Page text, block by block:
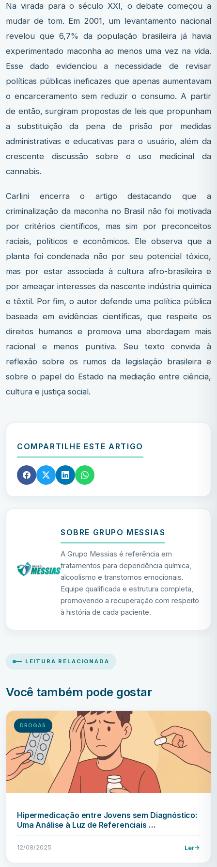
Na virada para o século XXI, o debate começou a
mudar de tom. Em 2001, um levantamento nacional
revelou que 6,7% da população brasileira já havia
experimentado maconha ao menos uma vez na vida.
Esse dado evidenciou a necessidade de revisar
políticas públicas ineficazes que apenas aumentavam
o encarceramento sem reduzir o consumo. A partir
de então, surgiram propostas de leis que propunham
a substituição da pena de prisão por medidas
administrativas e educativas para o usuário, além da
crescente discussão sobre o uso medicinal da
cannabis.
Carlini encerra o artigo destacando que a
criminalização da maconha no Brasil não foi motivada
por critérios científicos, mas sim por preconceitos
raciais, políticos e econômicos. Ele observa que a
planta foi condenada não por seu potencial tóxico,
mas por estar associada à cultura afro-brasileira e
por ameaçar interesses da nascente indústria química
e têxtil. Por fim, o autor defende uma política pública
baseada em evidências científicas, que respeite os
direitos humanos e promova uma abordagem mais
racional e menos punitiva. Seu texto convida à
reflexão sobre os rumos da legislação brasileira e
sobre o papel do Estado na mediação entre ciência,
cultura e justiça social.
COMPARTILHE ESTE ARTIGO
SOBRE GRUPO MESSIAS
A Grupo Messias é referência em
tratamentos para dependência química,
alcoolismo e transtornos emocionais.
Equipe qualificada e estrutura completa,
promovendo a recuperação com respeito
à história de cada paciente.
— LEITURA RELACIONADA
Você também pode gostar
DROGAS
Hipermedicação entre Jovens sem Diagnóstico:
Uma Análise à Luz de Referenciais …
12/08/2025 Ler